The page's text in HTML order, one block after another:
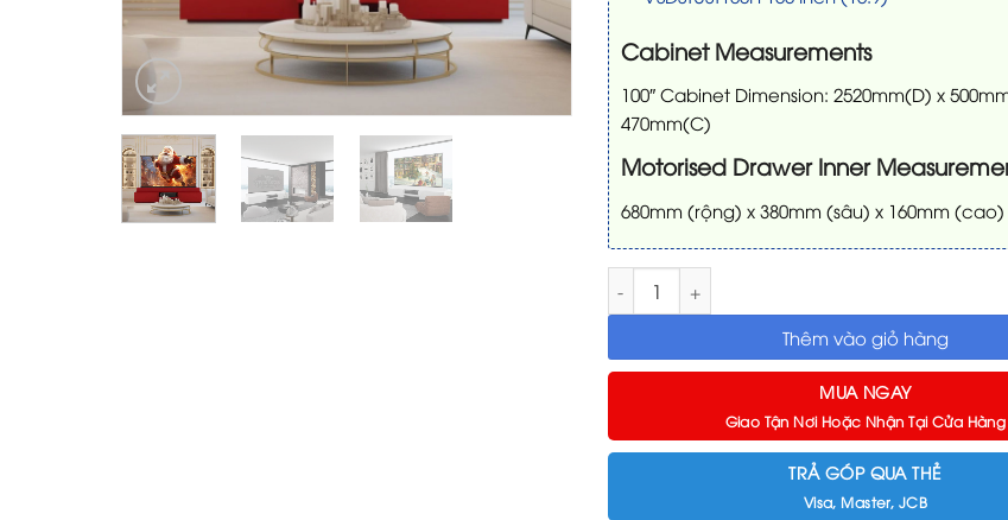
Cabinet Measurements
100″ Cabinet Dimension: 2520mm(D) x
470mm(C)
Motorised Drawer Inner
680mm (rộng) x 380mm (sâu) x 160mm (cao)
Thêm vào giỏ hàng
MUA NGAY
Giao Tận Nơi Hoặc Nhận Tại Cửa Hàng
TRẢ GÓP QUA THẺ
Visa, Master, JCB